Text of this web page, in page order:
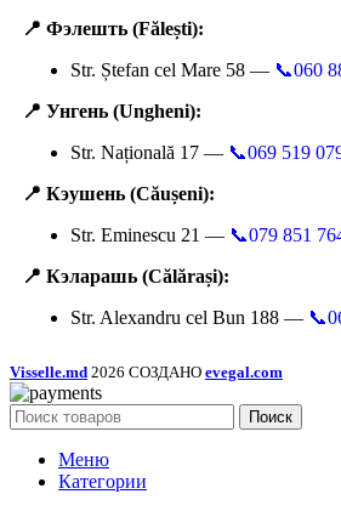
📍 Фэлешть (Fălești):
Str. Ștefan cel Mare 58 — 📞060
📍 Унгень (Ungheni):
Str. Națională 17 — 📞069 519
📍 Кэушень (Căușeni):
Str. Eminescu 21 — 📞079 851
📍 Кэларашь (Călărași):
Str. Alexandru cel Bun 188 —
Visselle.md 2026 СОЗДАНО evegal.com
Поиск
Меню
Категории